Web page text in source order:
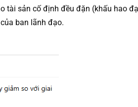
tài sản cố định đều đặn (khấu hao
ban lãnh đạo.